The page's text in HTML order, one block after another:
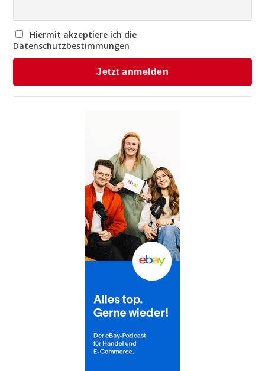
Hiermit akzeptiere ich die
Datenschutzbestimmungen